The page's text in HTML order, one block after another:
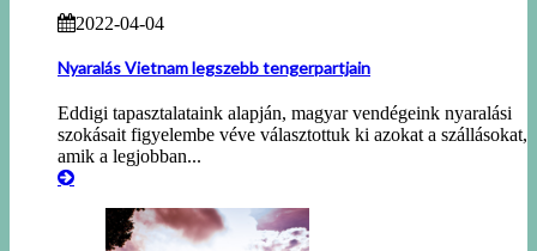
2022-04-04
Nyaralás Vietnam legszebb tengerpartjain
Eddigi tapasztalataink alapján, magyar vendégeink nyaralási
szokásait figyelembe véve választottuk ki azokat a szállásokat,
amik a legjobban...